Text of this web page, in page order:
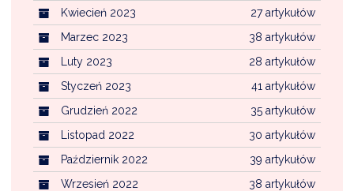
27 artykułów
Kwiecień 2023
38 artykułów
Marzec 2023
28 artykułów
Luty 2023
41 artykułów
Styczeń 2023
35 artykułów
Grudzień 2022
30 artykułów
Listopad 2022
39 artykułów
Październik 2022
38 artykułów
Wrzesień 2022